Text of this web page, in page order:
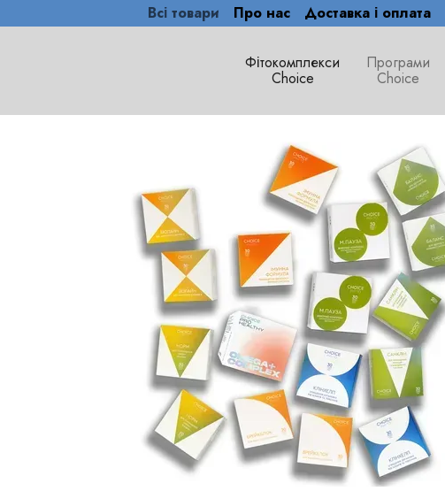
Перейти до основного контенту
Всі товари Про нас Доставка і оплата
Фітокомплекси
Сhoice
Програми
Choice